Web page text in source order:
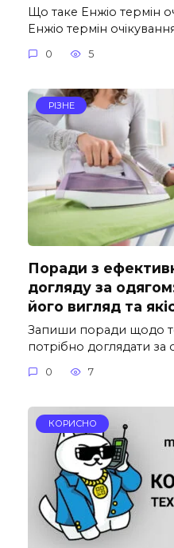
Що таке Енжіо термін
Енжіо термін
0 5
РІЗНЕ
Поради з
догляду за
його вигляд та
Запиши поради щодо
потрібно доглядати за
0 7
КОРИСНО